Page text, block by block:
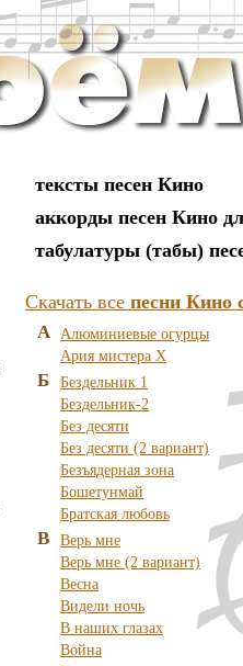
тексты песен Кино
аккорды песен Кино
табулатуры (табы)
Скачать все песни Кино
А Алюминиевые огурцы
Ария мистера Х
Б
Бездельник 1
Бездельник-2
Без десяти
Без десяти (2 вариант)
Безъядерная зона
Бошетунмай
Братская любовь
В
Верь мне
Верь мне (2 вариант)
Весна
Видели ночь
В наших глазах
Война